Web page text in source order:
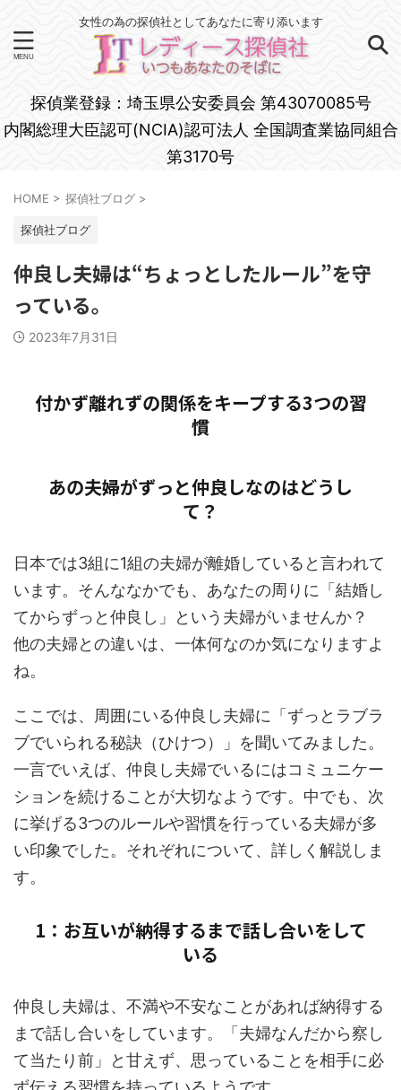
女性の為の探偵社としてあなたに寄り添います
探偵業登録：埼玉県公安委員会 第43070085号
内閣総理大臣認可(NCIA)認可法人 全国調査業協同組合
第3170号
HOME > 探偵社ブログ >
探偵社ブログ
仲良し夫婦は“ちょっとしたルール”を守
っている。
2023年7月31日
付かず離れずの関係をキープする3つの習
慣
あの夫婦がずっと仲良しなのはどうし
て？
日本では3組に1組の夫婦が離婚していると言われて
います。そんななかでも、あなたの周りに「結婚し
てからずっと仲良し」という夫婦がいませんか？
他の夫婦との違いは、一体何なのか気になりますよ
ね。
ここでは、周囲にいる仲良し夫婦に「ずっとラブラ
ブでいられる秘訣（ひけつ）」を聞いてみました。
一言でいえば、仲良し夫婦でいるにはコミュニケー
ションを続けることが大切なようです。中でも、次
に挙げる3つのルールや習慣を行っている夫婦が多
い印象でした。それぞれについて、詳しく解説しま
す。
1：お互いが納得するまで話し合いをして
いる
仲良し夫婦は、不満や不安なことがあれば納得する
まで話し合いをしています。「夫婦なんだから察し
て当たり前」と甘えず、思っていることを相手に必